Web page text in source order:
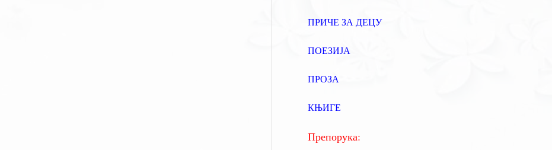
ПРИЧЕ ЗА ДЕЦУ
ПОЕЗИЈА
ПРОЗА
КЊИГЕ
Препорука: